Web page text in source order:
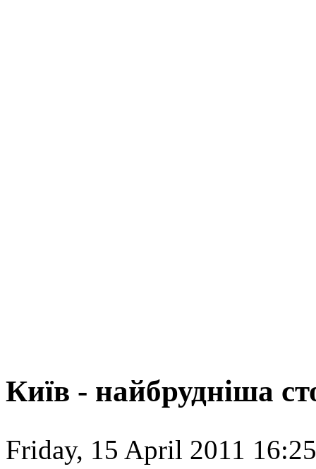
Київ - найбрудніша
Friday, 15 April 2011